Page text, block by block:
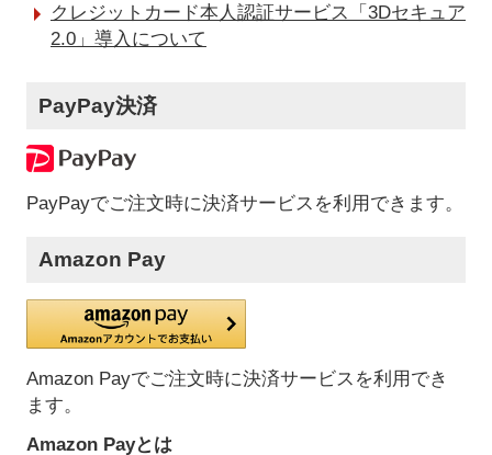
クレジットカード本人認証サービス「3Dセキュア
2.0」導入について
PayPay決済
PayPayでご注文時に決済サービスを利用できます。
Amazon Pay
Amazon Payでご注文時に決済サービスを利用でき
ます。
Amazon Payとは